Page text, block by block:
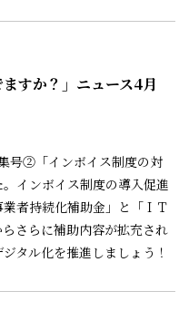
すか？」ニュース4月
号②「インボイス制度の対
インボイス制度の導入促進
者持続化補助金」と「ＩＴ
さらに補助内容が拡充され
タル化を推進しましょう！